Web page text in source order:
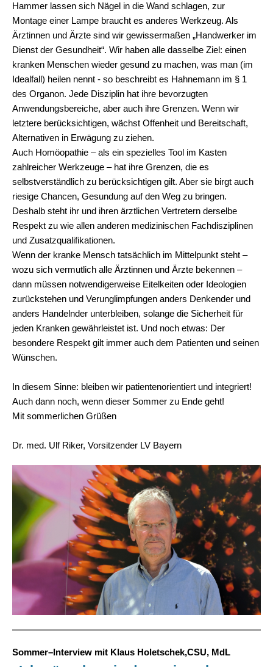
Hammer lassen sich Nägel in die Wand schlagen, zur
Montage einer Lampe braucht es anderes Werkzeug. Als
Ärztinnen und Ärzte sind wir gewissermaßen „Handwerker im
Dienst der Gesundheit“. Wir haben alle dasselbe Ziel: einen
kranken Menschen wieder gesund zu machen, was man (im
Idealfall) heilen nennt - so beschreibt es Hahnemann im § 1
des Organon. Jede Disziplin hat ihre bevorzugten
Anwendungsbereiche, aber auch ihre Grenzen. Wenn wir
letztere berücksichtigen, wächst Offenheit und Bereitschaft,
Alternativen in Erwägung zu ziehen.
Auch Homöopathie – als ein spezielles Tool im Kasten
zahlreicher Werkzeuge – hat ihre Grenzen, die es
selbstverständlich zu berücksichtigen gilt. Aber sie birgt auch
riesige Chancen, Gesundung auf den Weg zu bringen.
Deshalb steht ihr und ihren ärztlichen Vertretern derselbe
Respekt zu wie allen anderen medizinischen Fachdisziplinen
und Zusatzqualifikationen.
Wenn der kranke Mensch tatsächlich im Mittelpunkt steht –
wozu sich vermutlich alle Ärztinnen und Ärzte bekennen –
dann müssen notwendigerweise Eitelkeiten oder Ideologien
zurückstehen und Verunglimpfungen anders Denkender und
anders Handelnder unterbleiben, solange die Sicherheit für
jeden Kranken gewährleistet ist. Und noch etwas: Der
besondere Respekt gilt immer auch dem Patienten und seinen
Wünschen.
In diesem Sinne: bleiben wir patientenorientiert und integriert!
Auch dann noch, wenn dieser Sommer zu Ende geht!
Mit sommerlichen Grüßen
Dr. med. Ulf Riker, Vorsitzender LV Bayern
Sommer–Interview mit Klaus Holetschek,CSU, MdL